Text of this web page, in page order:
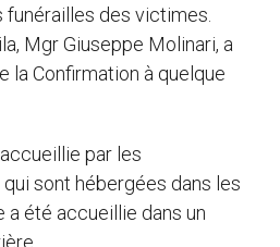
funérailles des victimes.
Mgr Giuseppe Molinari, a
la Confirmation à quelque
par les
sont hébergées dans les
a été accueillie dans un